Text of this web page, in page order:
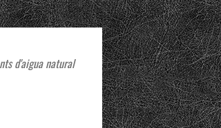
d'aigua natural